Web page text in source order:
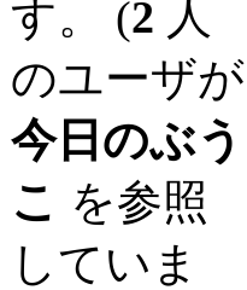
す。 (2 人
のユーザが
今日のぶう
こ を参照
していま